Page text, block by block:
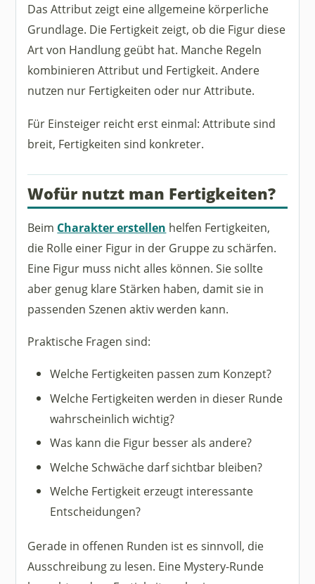
Das Attribut zeigt eine allgemeine körperliche
Grundlage. Die Fertigkeit zeigt, ob die Figur diese
Art von Handlung geübt hat. Manche Regeln
kombinieren Attribut und Fertigkeit. Andere
nutzen nur Fertigkeiten oder nur Attribute.
Für Einsteiger reicht erst einmal: Attribute sind
breit, Fertigkeiten sind konkreter.
Wofür nutzt man Fertigkeiten?
Beim Charakter erstellen helfen Fertigkeiten,
die Rolle einer Figur in der Gruppe zu schärfen.
Eine Figur muss nicht alles können. Sie sollte
aber genug klare Stärken haben, damit sie in
passenden Szenen aktiv werden kann.
Praktische Fragen sind:
Welche Fertigkeiten passen zum Konzept?
Welche Fertigkeiten werden in dieser Runde
wahrscheinlich wichtig?
Was kann die Figur besser als andere?
Welche Schwäche darf sichtbar bleiben?
Welche Fertigkeit erzeugt interessante
Entscheidungen?
Gerade in offenen Runden ist es sinnvoll, die
Ausschreibung zu lesen. Eine Mystery-Runde